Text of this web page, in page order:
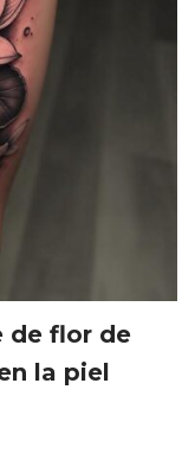
de flor de
la piel